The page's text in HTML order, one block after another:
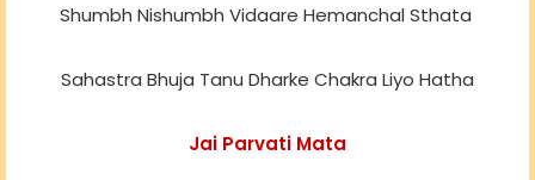
Shumbh Nishumbh Vidaare Hemanchal Sthata
Sahastra Bhuja Tanu Dharke Chakra Liyo Hatha
Jai Parvati Mata